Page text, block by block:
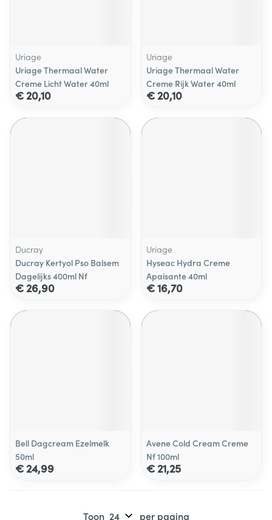
Uriage
Uriage Thermaal Water
Creme Licht Water 40ml
€ 20,10
Uriage
Uriage Thermaal Water
Creme Rijk Water 40ml
€ 20,10
Ducray
Ducray Kertyol Pso Balsem
Dagelijks 400ml Nf
€ 26,90
Uriage
Hyseac Hydra Creme
Apaisante 40ml
€ 16,70
Bell Dagcream Ezelmelk
50ml
€ 24,99
Avene Cold Cream Creme
Nf 100ml
€ 21,25
Toon per pagina